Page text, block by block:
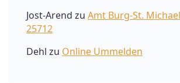
Jost-Arend zu Amt Burg-St.
25712
Dehl zu Online Ummelden